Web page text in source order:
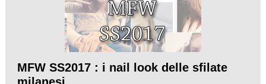
MFW SS2017 : i nail look delle sfilate